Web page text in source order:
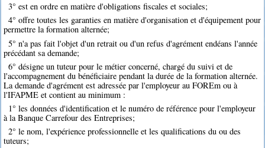
3° est en ordre en matière d'obligations fiscales et sociales;
4° offre toutes les garanties en matière d'organisation et d'équipement pour
permettre la formation alternée;
5° n'a pas fait l'objet d'un retrait ou d'un refus d'agrément endéans l'année
précédant sa demande;
6° désigne un tuteur pour le métier concerné, chargé du suivi et de
l'accompagnement du bénéficiaire pendant la durée de la formation alternée.
La demande d'agrément est adressée par l'employeur au FOREm ou à
l'IFAPME et contient au minimum :
1° les données d'identification et le numéro de référence pour l'employeur
à la Banque Carrefour des Entreprises;
2° le nom, l'expérience professionnelle et les qualifications du ou des
tuteurs;